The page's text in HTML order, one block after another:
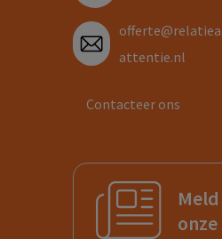
attentie.nl
Contacteer ons